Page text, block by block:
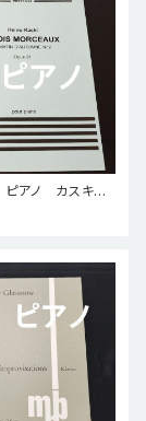
アノ カスキ
Op.21 No.2